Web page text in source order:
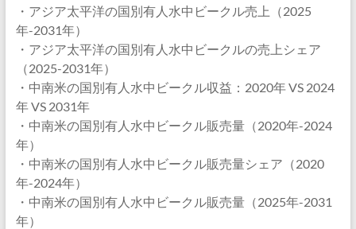
・アジア太平洋の国別有人水中ビークル売上（2025
年-2031年）
・アジア太平洋の国別有人水中ビークルの売上シェア
（2025-2031年）
・中南米の国別有人水中ビークル収益：2020年 VS 2024
年 VS 2031年
・中南米の国別有人水中ビークル販売量（2020年-2024
年）
・中南米の国別有人水中ビークル販売量シェア（2020
年-2024年）
・中南米の国別有人水中ビークル販売量（2025年-2031
年）